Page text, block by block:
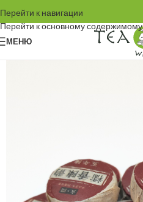
Перейти к навигации
Перейти к основному содержимому
МЕНЮ